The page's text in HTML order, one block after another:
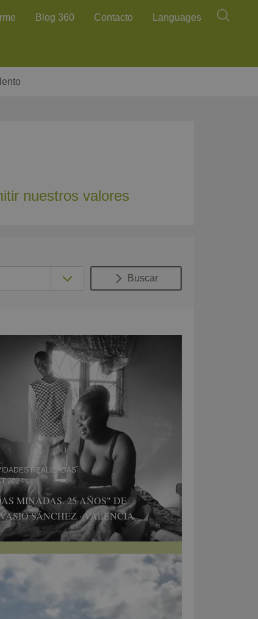
Blog 360 Contacto Languages Buscar
nuestros valores
Buscar
REALIZADAS
2024
MINADAS. 25 AÑOS" DE
SÁNCHEZ · VALENCIA